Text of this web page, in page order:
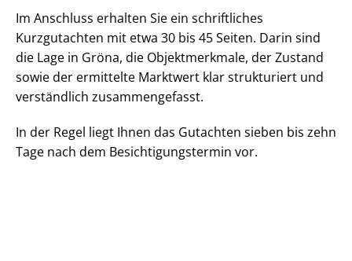
Im Anschluss erhalten Sie ein schriftliches
Kurzgutachten mit etwa 30 bis 45 Seiten. Darin sind
die Lage in Gröna, die Objektmerkmale, der Zustand
sowie der ermittelte Marktwert klar strukturiert und
verständlich zusammengefasst.
In der Regel liegt Ihnen das Gutachten sieben bis zehn
Tage nach dem Be­sich­ti­gungs­ter­min vor.